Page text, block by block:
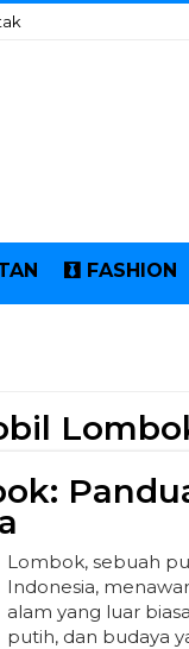
FASHION
Lombok, sebuah
Indonesia,
alam yang luar
putih, dan budaya